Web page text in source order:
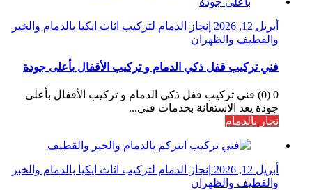
أبريل 12, 2026
إنجاز الدمام لتركيب اثاث ايكيا بالدمام والخبر
والقطيف والظهران
فني تركيب قفل ذكي الدمام و تركيب الأقفال بأعلى جودة
0 (0) فني تركيب قفل ذكي الدمام و تركيب الأقفال بأعلى
جودة يعد الاستعانة بخدمات فني...
نجار بالدمام
أبريل 12, 2026
إنجاز الدمام لتركيب اثاث ايكيا بالدمام والخبر
والقطيف والظهران